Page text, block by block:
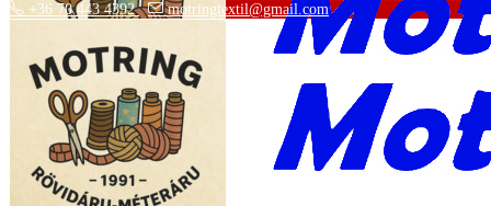
Adatvédelmi tájékoztató
ÁSZF
Szállítási információk
+36 70 443 4392 motringtextil@gmail.com